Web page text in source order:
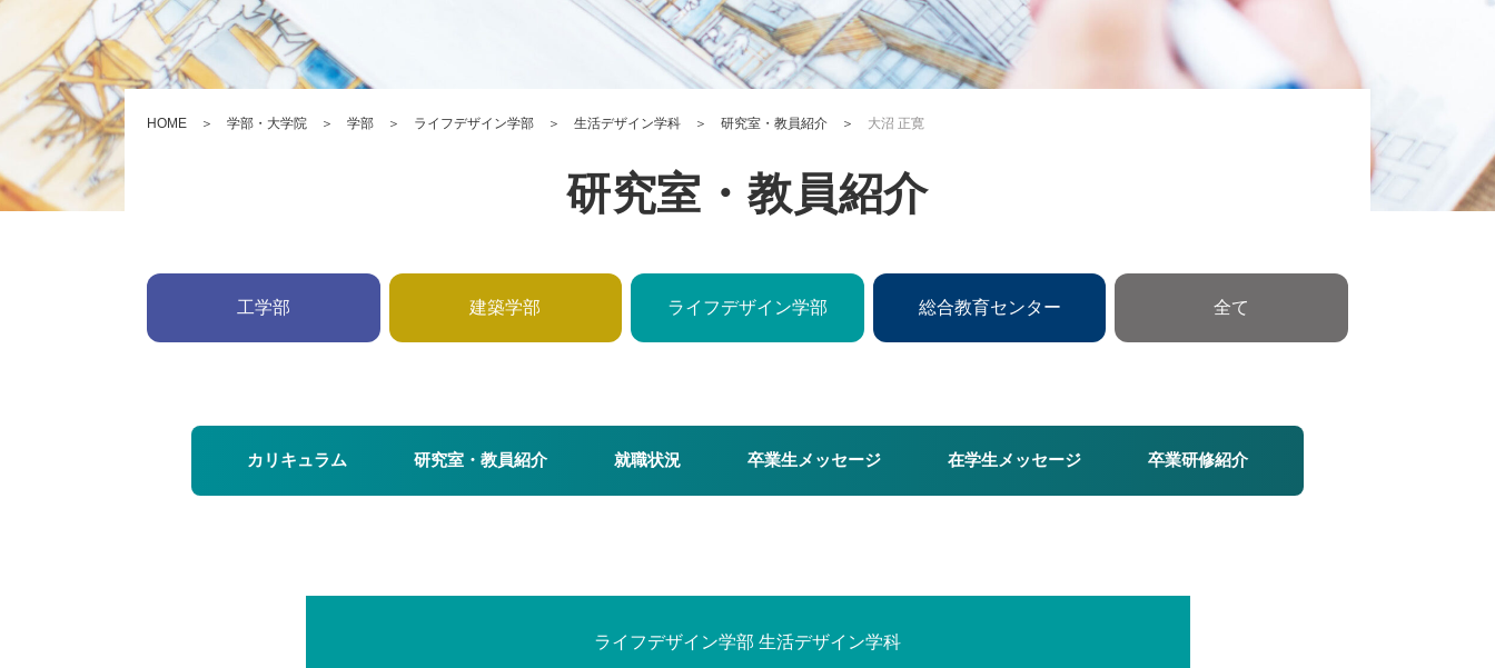
HOME ＞ 学部・大学院 ＞ 学部 ＞ ライフデザイン学部 ＞ 生活デザイン学科 ＞ 研究室・教員紹介 ＞ 大沼 正寛
研究室・教員紹介
工学部 建築学部 ライフデザイン学部 総合教育センター 全て
カリキュラム 研究室・教員紹介 就職状況 卒業生メッセージ 在学生メッセージ 卒業研修紹介
ライフデザイン学部 生活デザイン学科